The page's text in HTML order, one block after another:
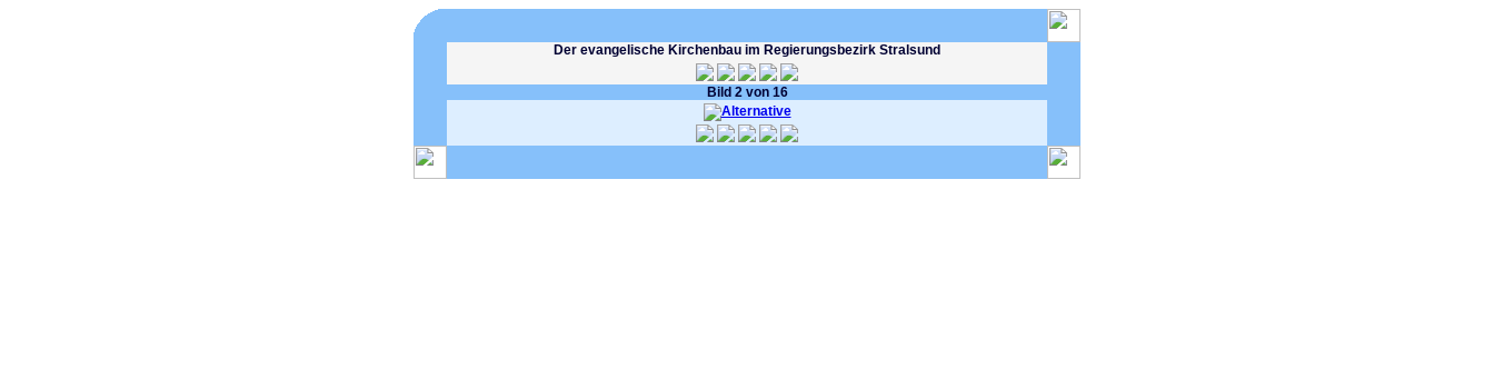
Der evangelische Kirchenbau im Regierungsbezirk Stralsund
Bild 2 von 16